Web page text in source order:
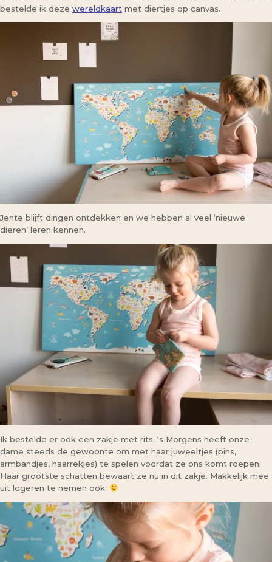
bestelde ik deze wereldkaart met diertjes op canvas.
Jente blijft dingen ontdekken en we hebben al veel ‘nieuwe
dieren’ leren kennen.
Ik bestelde er ook een zakje met rits. ‘s Morgens heeft onze
dame steeds de gewoonte om met haar juweeltjes (pins,
armbandjes, haarrekjes) te spelen voordat ze ons komt roepen.
Haar grootste schatten bewaart ze nu in dit zakje. Makkelijk mee
uit logeren te nemen ook.